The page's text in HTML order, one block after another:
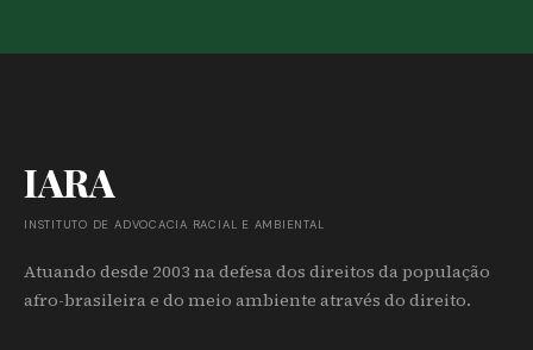
IARA
INSTITUTO DE ADVOCACIA RACIAL E AMBIENTAL
Atuando desde 2003 na defesa dos direitos da população
afro-brasileira e do meio ambiente através do direito.